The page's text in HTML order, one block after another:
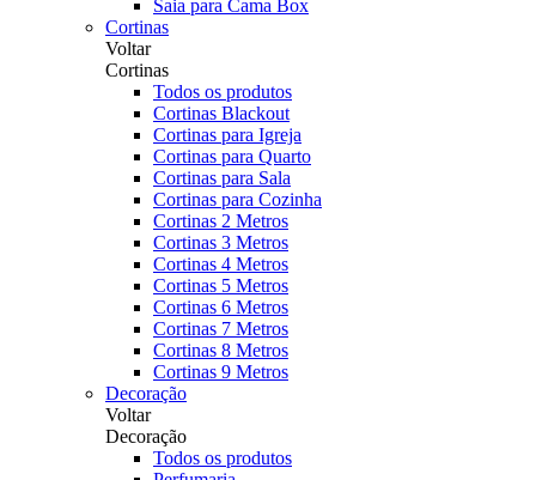
Saia para Cama Box
Cortinas
Voltar
Cortinas
Todos os produtos
Cortinas Blackout
Cortinas para Igreja
Cortinas para Quarto
Cortinas para Sala
Cortinas para Cozinha
Cortinas 2 Metros
Cortinas 3 Metros
Cortinas 4 Metros
Cortinas 5 Metros
Cortinas 6 Metros
Cortinas 7 Metros
Cortinas 8 Metros
Cortinas 9 Metros
Decoração
Voltar
Decoração
Todos os produtos